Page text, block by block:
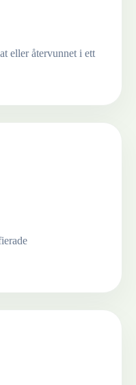
eller återvunnet i ett